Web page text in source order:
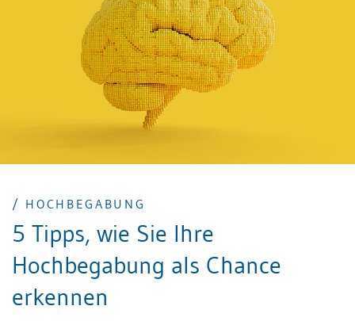
/ HOCHBEGABUNG
5 Tipps, wie Sie Ihre
Hochbegabung als Chance
erkennen